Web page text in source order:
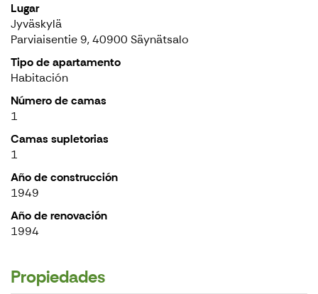
Lugar
Jyväskylä
Parviaisentie 9, 40900 Säynätsalo
Tipo de apartamento
Habitación
Número de camas
1
Camas supletorias
1
Año de construcción
1949
Año de renovación
1994
Propiedades